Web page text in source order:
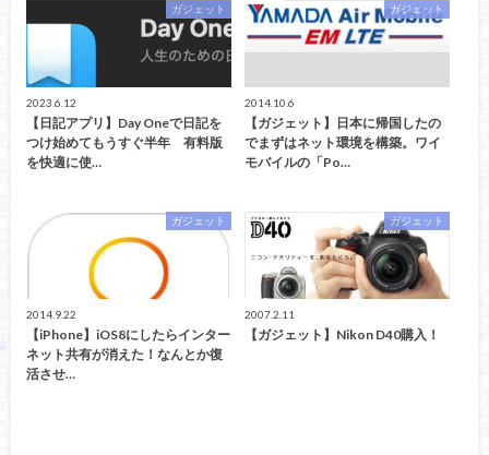
ガジェット
2023.6.12
【日記アプリ】Day Oneで日記を
つけ始めてもうすぐ半年 有料版
を快適に使…
ガジェット
2014.10.6
【ガジェット】日本に帰国したの
でまずはネット環境を構築。ワイ
モバイルの「Po…
ガジェット
2014.9.22
【iPhone】iOS8にしたらインター
ネット共有が消えた！なんとか復
活させ…
ガジェット
2007.2.11
【ガジェット】Nikon D40購入！